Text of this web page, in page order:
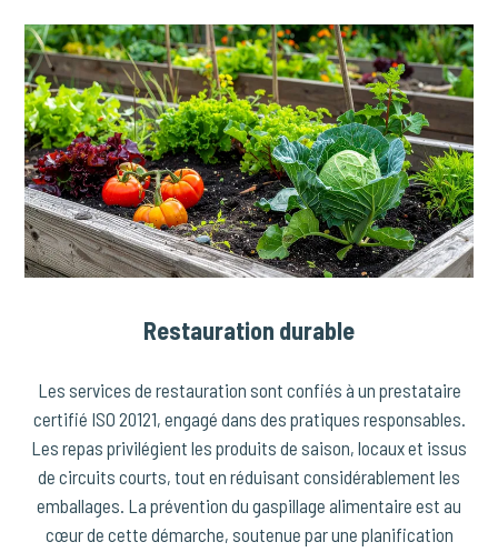
Restauration durable
Les services de restauration sont confiés à un prestataire
certifié ISO 20121, engagé dans des pratiques responsables.
Les repas privilégient les produits de saison, locaux et issus
de circuits courts, tout en réduisant considérablement les
emballages. La prévention du gaspillage alimentaire est au
cœur de cette démarche, soutenue par une planification